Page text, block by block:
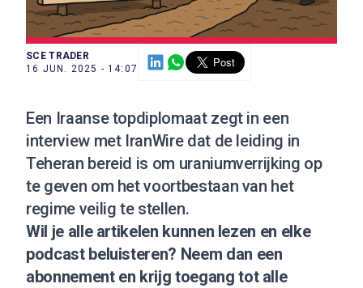
SCE TRADER
16 JUN. 2025 - 14:07
Een Iraanse topdiplomaat zegt in een
interview met IranWire dat de leiding in
Teheran bereid is om uraniumverrijking op
te geven om het voortbestaan van het
regime veilig te stellen.
Wil je alle artikelen kunnen lezen en elke
podcast beluisteren? Neem dan een
abonnementen krijg toegang tot alle